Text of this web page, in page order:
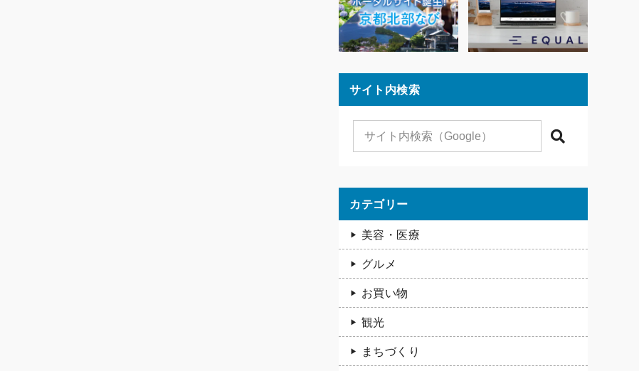
サイト内検索
検索
カテゴリー
美容・医療
グルメ
お買い物
観光
まちづくり